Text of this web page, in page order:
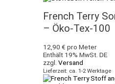
French Terry
– Öko-Tex-100
12,90 € pro Meter
Enthält 19% MwSt. DE
zzgl. Versand
Lieferzeit: ca. 1-2 Werktage